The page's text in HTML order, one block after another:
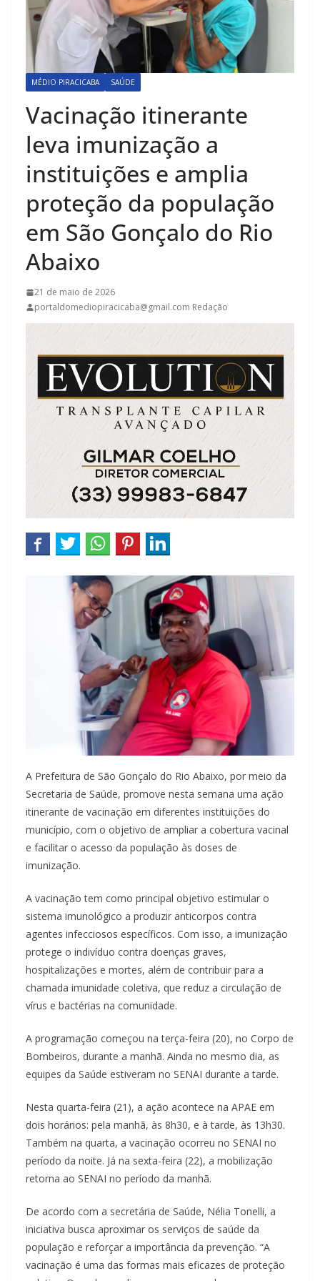
MÉDIO PIRACICABA SAÚDE
Vacinação itinerante
leva imunização a
instituições e amplia
proteção da população
em São Gonçalo do Rio
Abaixo
21 de maio de 2026
portaldomediopiracicaba@gmail.com Redação
A Prefeitura de São Gonçalo do Rio Abaixo, por meio da
Secretaria de Saúde, promove nesta semana uma ação
itinerante de vacinação em diferentes instituições do
município, com o objetivo de ampliar a cobertura vacinal
e facilitar o acesso da população às doses de
imunização.
A vacinação tem como principal objetivo estimular o
sistema imunológico a produzir anticorpos contra
agentes infecciosos específicos. Com isso, a imunização
protege o indivíduo contra doenças graves,
hospitalizações e mortes, além de contribuir para a
chamada imunidade coletiva, que reduz a circulação de
vírus e bactérias na comunidade.
A programação começou na terça-feira (20), no Corpo de
Bombeiros, durante a manhã. Ainda no mesmo dia, as
equipes da Saúde estiveram no SENAI durante a tarde.
Nesta quarta-feira (21), a ação acontece na APAE em
dois horários: pela manhã, às 8h30, e à tarde, às 13h30.
Também na quarta, a vacinação ocorreu no SENAI no
período da noite. Já na sexta-feira (22), a mobilização
retorna ao SENAI no período da manhã.
De acordo com a secretária de Saúde, Nélia Tonelli, a
iniciativa busca aproximar os serviços de saúde da
população e reforçar a importância da prevenção. “A
vacinação é uma das formas mais eficazes de proteção